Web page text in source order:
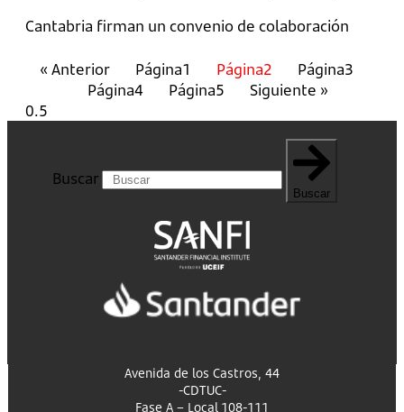
Cantabria firman un convenio de colaboración
« Anterior Página1 Página2 Página3
Página4 Página5 Siguiente »
Buscar
Buscar
Avenida de los Castros, 44
-CDTUC-
Fase A – Local 108-111